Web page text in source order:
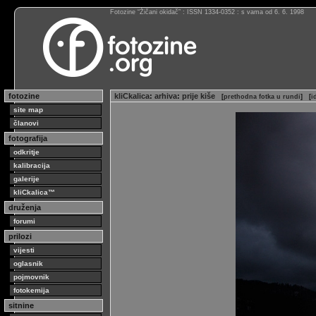
Fotozine “Žičani okidač” : ISSN 1334-0352 : s vama od 6. 6. 1998
fotozine
site map
članovi
fotografija
odkritje
kalibracija
galerije
kliCkalica™
druženja
forumi
prilozi
vijesti
oglasnik
pojmovnik
fotokemija
sitnine
kliCkalica: arhiva: prije kiše [prethodna fotka u rundi] [